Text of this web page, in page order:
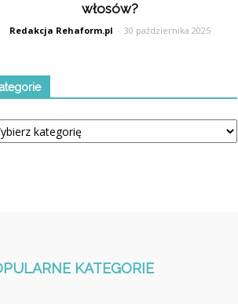
włosów?
Redakcja Rehaform.pl - 30 października 2025
KATEGORIE